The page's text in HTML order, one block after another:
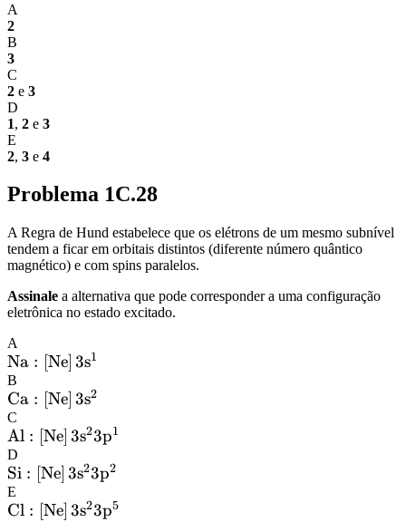
A
2
B
3
C
2 e 3
D
1, 2 e 3
E
2, 3 e 4
Problema 1C.28
A Regra de Hund estabelece que os elétrons de um mesmo subnível
tendem a ficar em orbitais distintos (diferente número quântico
magnético) e com spins paralelos.
Assinale a alternativa que pode corresponder a uma configuração
eletrônica no estado excitado.
A
\ce{Na}:
\ce{[Ne]}\,\mathrm{3s^1}
Na : [Ne] 3s1
B
\ce{Ca}:
\ce{[Ne]}\,\mathrm{3s^2}
Ca : [Ne] 3s2
C
\ce{Al}:
\ce{[Ne]}\,\mathrm{3s^2
3p^1}
Al : [Ne] 3s23p1
D
\ce{Si}:
\ce{[Ne]}\,\mathrm{3s^2
3p^2}
Si : [Ne] 3s23p2
E
\ce{Cl}:
Cl : [Ne] 3s23p5